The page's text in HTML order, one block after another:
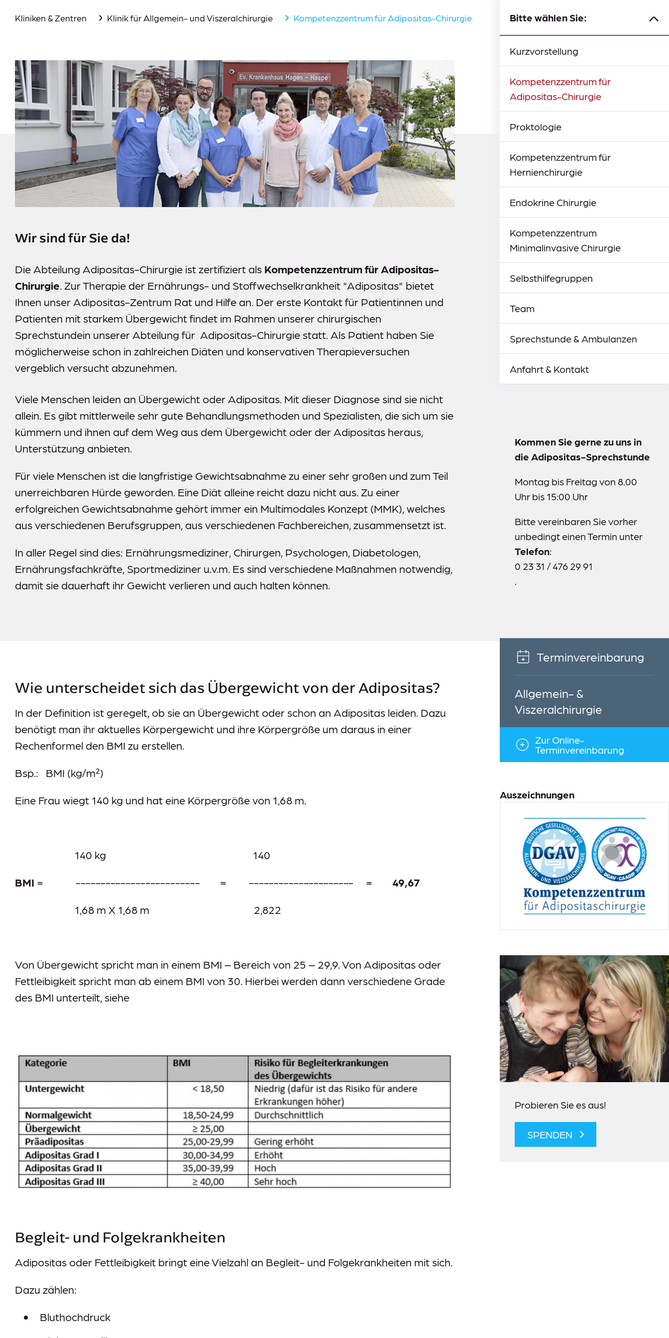
Presse
Suche
Im Notfall
Datenschutz
Meldestelle
Sitemap
Kliniken & Zentren Klinik für Allgemein- und Viszeralchirurgie Kompetenzzentrum für Adipositas-Chirurgie
Wir sind für Sie da!
Die Abteilung Adipositas-Chirurgie ist zertifiziert als Kompetenzzentrum für Adipositas-
Chirurgie . Zur Therapie der Ernährungs- und Stoffwechselkrankheit "Adipositas" bietet
Ihnen unser Adipositas-Zentrum Rat und Hilfe an. Der erste Kontakt für Patientinnen und
Patienten mit starkem Übergewicht findet im Rahmen unserer chirurgischen
Sprechstundein unserer Abteilung für Adipositas-Chirurgie statt. Als Patient haben Sie
möglicherweise schon in zahlreichen Diäten und konservativen Therapieversuchen
vergeblich versucht abzunehmen.
Viele Menschen leiden an Übergewicht oder Adipositas. Mit dieser Diagnose sind sie nicht
allein. Es gibt mittlerweile sehr gute Behandlungsmethoden und Spezialisten, die sich um sie
kümmern und ihnen auf dem Weg aus dem Übergewicht oder der Adipositas heraus,
Unterstützung anbieten.
Für viele Menschen ist die langfristige Gewichtsabnahme zu einer sehr großen und zum Teil
unerreichbaren Hürde geworden. Eine Diät alleine reicht dazu nicht aus. Zu einer
erfolgreichen Gewichtsabnahme gehört immer ein Multimodales Konzept (MMK), welches
aus verschiedenen Berufsgruppen, aus verschiedenen Fachbereichen, zusammensetzt ist.
In aller Regel sind dies: Ernährungsmediziner, Chirurgen, Psychologen, Diabetologen,
Ernährungsfachkräfte, Sportmediziner u.v.m. Es sind verschiedene Maßnahmen notwendig,
damit sie dauerhaft ihr Gewicht verlieren und auch halten können.
Wie unterscheidet sich das Übergewicht von der Adipositas?
In der Definition ist geregelt, ob sie an Übergewicht oder schon an Adipositas leiden. Dazu
benötigt man ihr aktuelles Körpergewicht und ihre Körpergröße um daraus in einer
Rechenformel den BMI zu erstellen.
Bsp.: BMI (kg/m²)
Eine Frau wiegt 140 kg und hat eine Körpergröße von 1,68 m.
140 kg 140
BMI = ------------------------- = --------------------- = 49,67
1,68 m X 1,68 m 2,822
Von Übergewicht spricht man in einem BMI – Bereich von 25 – 29,9. Von Adipositas oder
Fettleibigkeit spricht man ab einem BMI von 30. Hierbei werden dann verschiedene Grade
des BMI unterteilt, siehe
Begleit- und Folgekrankheiten
Adipositas oder Fettleibigkeit bringt eine Vielzahl an Begleit- und Folgekrankheiten mit sich.
Dazu zählen:
Bluthochdruck
Bitte wählen Sie:
Kurzvorstellung
Kompetenzzentrum für
Adipositas-Chirurgie
Proktologie
Kompetenzzentrum für
Hernienchirurgie
Endokrine Chirurgie
Kompetenzzentrum
Minimalinvasive Chirurgie
Selbsthilfegruppen
Team
Sprechstunde & Ambulanzen
Anfahrt & Kontakt
Kommen Sie gerne zu uns in
die Adipositas-Sprechstunde
Montag bis Freitag von 8.00
Uhr bis 15:00 Uhr
Bitte vereinbaren Sie vorher
unbedingt einen Termin unter
Telefon:
0 23 31 / 476 29 91
.
Terminvereinbarung
Allgemein- &
Viszeralchirurgie
Zur Online-
Terminvereinbarung
Auszeichnungen
Probieren Sie es aus!
SPENDEN